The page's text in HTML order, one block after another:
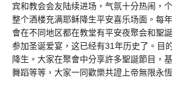
宾和教会会友陆续进场，气氛十分热闹，
整个酒楼充满耶稣降生平安喜乐场面。每
會在不同地区都在教堂有平安夜聚会和聖
参加圣诞爱宴，这已经有31年历史了。目
降生。大家在聚會中分享許多聖誕節目，
舞蹈等等，大家一同歡樂共證上帝無限永恆